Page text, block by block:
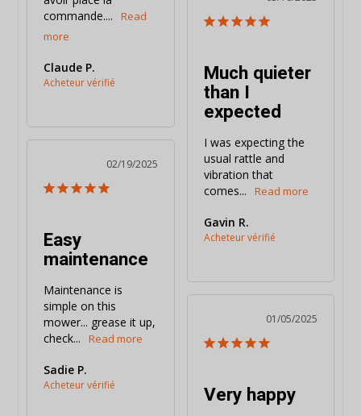
commande....
Claude P. Much quieter
than I
expected
I was expecting the
usual rattle and
vibration that
comes...
Gavin R.
02/19/2025
Easy
maintenance
Maintenance is
simple on this
mower... grease it up,
check...
Sadie P.
01/05/2025
Very happy